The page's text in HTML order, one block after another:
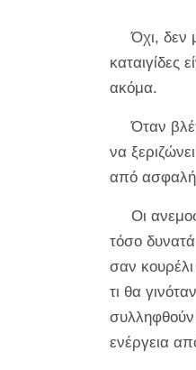
Όχι, δεν
καταιγίδες
ακόμα.
Όταν
να
από
Οι
τόσο δυνατά
σαν
τι θα
συλληφθούν
ενέργεια